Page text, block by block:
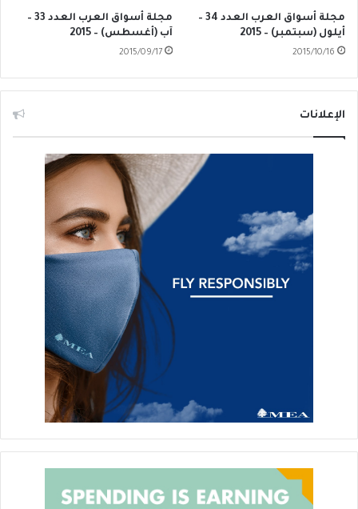
مجلة أسواق العرب العدد 34 –
أيلول (سبتمبر) – 2015
2015/10/16
مجلة أسواق العرب العدد 33 –
آب (أغسطس) – 2015
2015/09/17
الإعلانات